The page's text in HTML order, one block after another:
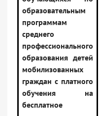
образовательным
программам
среднего
профессионального
образования детей
мобилизованных
граждан с платного
обучения на
бесплатное